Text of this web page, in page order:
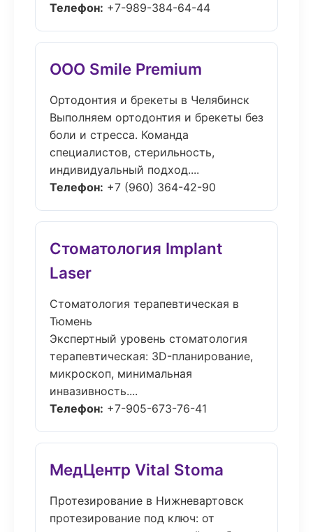
Телефон: +7-989-384-64-44
ООО Smile Premium
Ортодонтия и брекеты в Челябинск
Выполняем ортодонтия и брекеты без
боли и стресса. Команда
специалистов, стерильность,
индивидуальный подход....
Телефон: +7 (960) 364-42-90
Стоматология Implant
Laser
Стоматология терапевтическая в
Тюмень
Экспертный уровень стоматология
терапевтическая: 3D-планирование,
микроскоп, минимальная
инвазивность....
Телефон: +7-905-673-76-41
МедЦентр Vital Stoma
Протезирование в Нижневартовск
протезирование под ключ: от